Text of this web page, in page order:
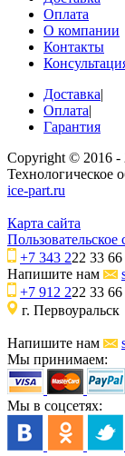
Оплата
О компании
Контакты
Доставка|
Оплата|
Гарантия
Copyright © 2016 -
Технологическое
ice-part.ru
Карта сайта
Пользовательское
+7 343 222 33 66
Напишите нам
+7 912 222 33 66
г. Первоуральск
Напишите нам
Мы принимаем:
Мы в соцсетях: